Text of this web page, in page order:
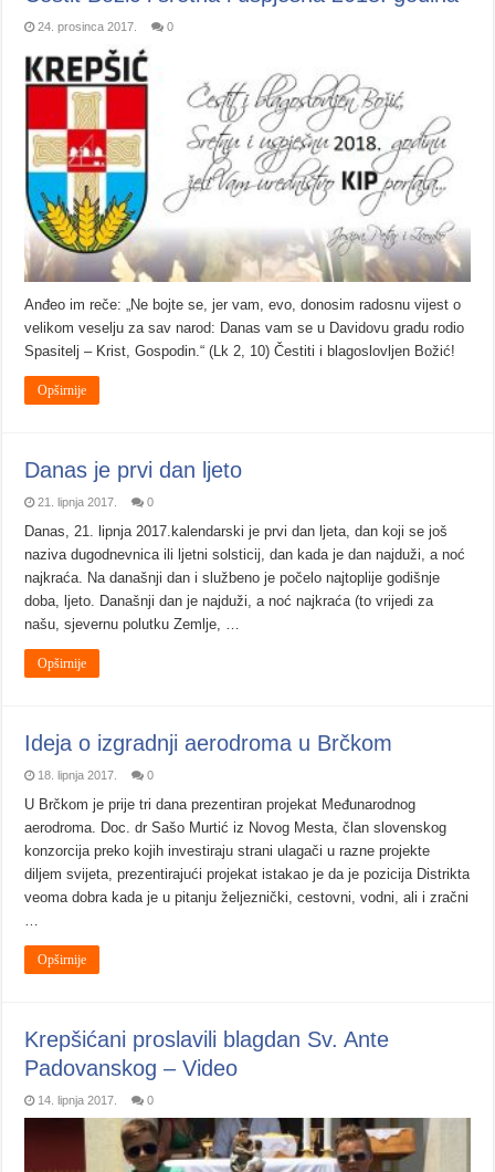
24. prosinca 2017. 0
Anđeo im reče: „Ne bojte se, jer vam, evo, donosim radosnu vijest o
velikom veselju za sav narod: Danas vam se u Davidovu gradu rodio
Spasitelj – Krist, Gospodin.“ (Lk 2, 10) Čestiti i blagoslovljen Božić!
Opširnije
Danas je prvi dan ljeto
21. lipnja 2017. 0
Danas, 21. lipnja 2017.kalendarski je prvi dan ljeta, dan koji se još
naziva dugodnevnica ili ljetni solsticij, dan kada je dan najduži, a noć
najkraća. Na današnji dan i službeno je počelo najtoplije godišnje
doba, ljeto. Današnji dan je najduži, a noć najkraća (to vrijedi za
našu, sjevernu polutku Zemlje, …
Opširnije
Ideja o izgradnji aerodroma u Brčkom
18. lipnja 2017. 0
U Brčkom je prije tri dana prezentiran projekat Međunarodnog
aerodroma. Doc. dr Sašo Murtić iz Novog Mesta, član slovenskog
konzorcija preko kojih investiraju strani ulagači u razne projekte
diljem svijeta, prezentirajući projekat istakao je da je pozicija Distrikta
veoma dobra kada je u pitanju željeznički, cestovni, vodni, ali i zračni
…
Opširnije
Krepšićani proslavili blagdan Sv. Ante
Padovanskog – Video
14. lipnja 2017. 0